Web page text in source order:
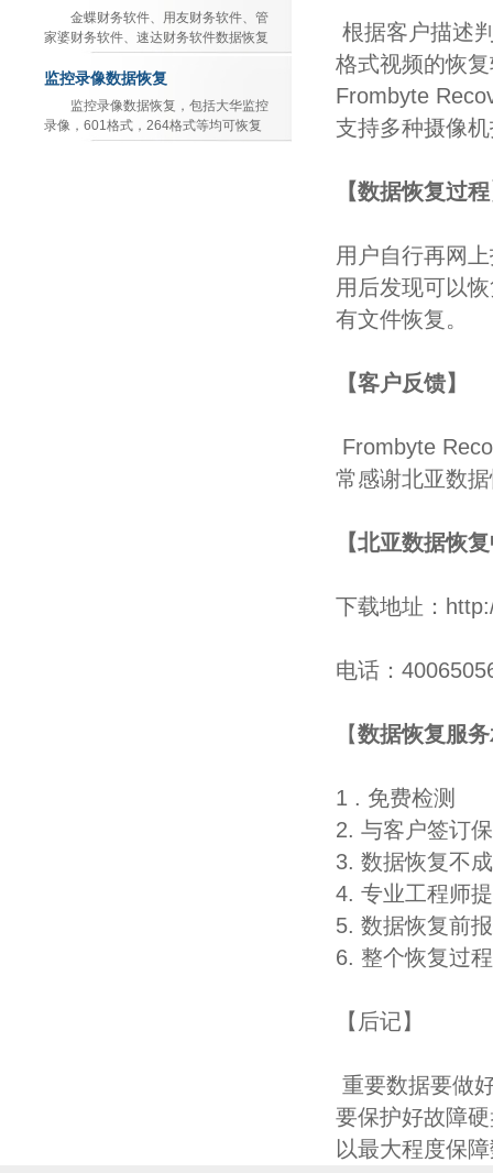
金蝶财务软件、用友财务软件、管
家婆财务软件、速达财务软件数据恢复
监控录像数据恢复
监控录像数据恢复，包括大华监控
录像，601格式，264格式等均可恢复
根据客户描述
格式视频的恢
Frombyte
支持多种摄像
【数据恢复过
用户自行再网
用后发现可以
有文件恢复。
【客户反馈】
Frombyte
常感谢北亚数
【北亚数据恢
下载地址：
电话：
【数据恢复服
1 . 免费检测
2. 与客户签订
3. 数据恢复不
4. 专业工程师
5. 数据恢复前
6. 整个恢复过
【后记】
重要数据要做
要保护好故障
以最大程度保